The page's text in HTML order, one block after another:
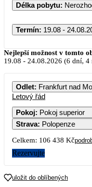
Délka pobytu:
Termín: 19.08 -
Nejlepší možnost v tomto
19.08 - 24.08.2026 (6 dní, 4
Odlet: Frankfurt nad
Letový řád
Pokoj: Pokoj superior
Strava: Polopenze
Celkem: 106 438 Kč
Rezervujte
uložit do oblíbených